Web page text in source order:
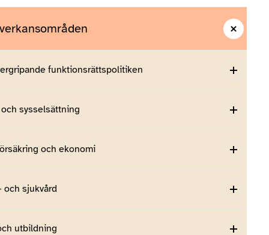
funktionsrättspolitiken
sysselsättning
och ekonomi
och sjukvård
utbildning